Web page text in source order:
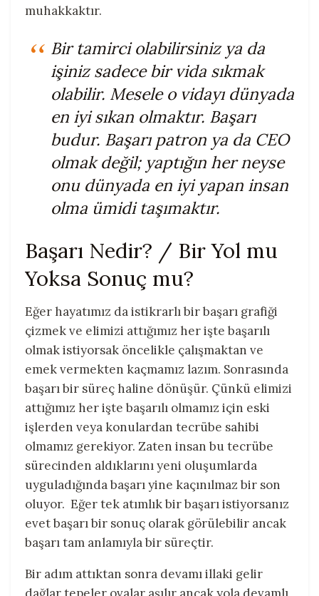
muhakkaktır.
Bir tamirci olabilirsiniz ya da
işiniz sadece bir vida sıkmak
olabilir. Mesele o vidayı dünyada
en iyi sıkan olmaktır. Başarı
budur. Başarı patron ya da CEO
olmak değil; yaptığın her neyse
onu dünyada en iyi yapan insan
olma ümiditaşımaktır.
Başarı Nedir? / Bir Yol mu
Yoksa Sonuç mu?
Eğer hayatımız da istikrarlı bir başarı grafiği
çizmek ve elimizi attığımız her işte başarılı
olmak istiyorsak öncelikle çalışmaktan ve
emek vermekten kaçmamız lazım. Sonrasında
başarı bir süreç haline dönüşür. Çünkü elimizi
attığımız her işte başarılı olmamız için eski
işlerden veya konulardan tecrübe sahibi
olmamız gerekiyor. Zaten insan bu tecrübe
sürecinden aldıklarını yeni oluşumlarda
uyguladığında başarı yine kaçınılmaz bir son
oluyor. Eğer tek atımlık bir başarı istiyorsanız
evet başarı bir sonuç olarak görülebilir ancak
başarı tam anlamıyla bir süreçtir.
Bir adım attıktan sonra devamı illaki gelir